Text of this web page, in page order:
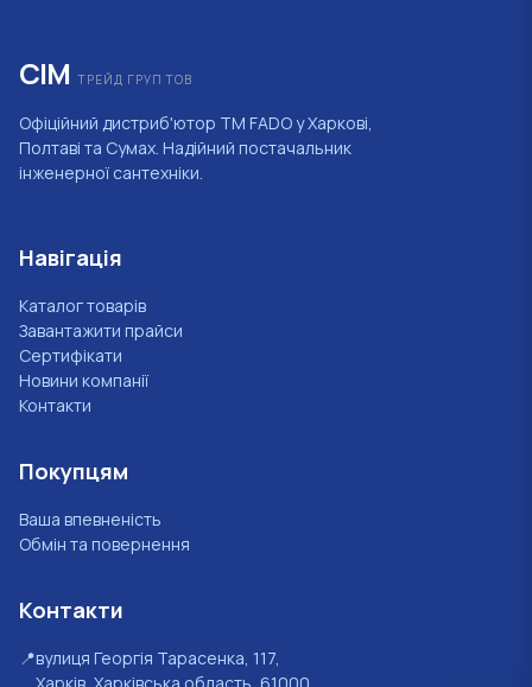
СІМ ТРЕЙД ГРУП ТОВ
Офіційний дистриб'ютор ТМ FADO у Харкові,
Полтаві та Сумах. Надійний постачальник
інженерної сантехніки.
Навігація
Каталог товарів
Завантажити прайси
Сертифікати
Новини компанії
Контакти
Покупцям
Ваша впевненість
Обмін та повернення
Контакти
📍вулиця Георгія Тарасенка, 117,